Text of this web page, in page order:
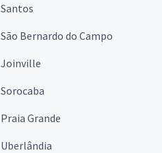
Santos
São Bernardo do Campo
Joinville
Sorocaba
Praia Grande
Uberlândia